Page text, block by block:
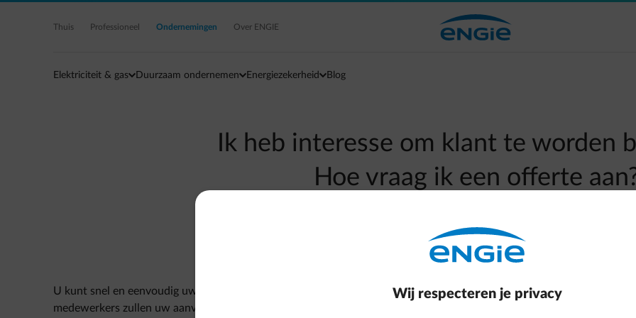
Ga naar de hoofdinhoud
Thuis Professioneel Ondernemingen Over ENGIE
Elektriciteit & gas Duurzaam ondernemen Energiezekerheid Blog
Ik heb interesse om klant te worden
Hoe vraag ik een offerte
Naar alle meestgestelde vragen
U kunt snel en eenvoudig uw offerte online aanvragen via het formulier voor ondernemingen en openbare instellingen.
medewerkers zullen uw aanvraag behandelen en u vervolgens een offerte op maat bezorgen die u eveneens online zal
Wij respecteren je privacy